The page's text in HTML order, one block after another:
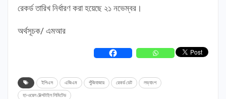
রেকর্ড তারিখ নির্ধারণ করা হয়েছে ২১ নভেম্বর।
অর্থসূচক/ এমআর
ইপিএস এজিএম পুঁজিবাজার রেকর্ড ডেট লভ্যাংশ
হা-ওয়েল টেক্সটাইল লিমিটেড